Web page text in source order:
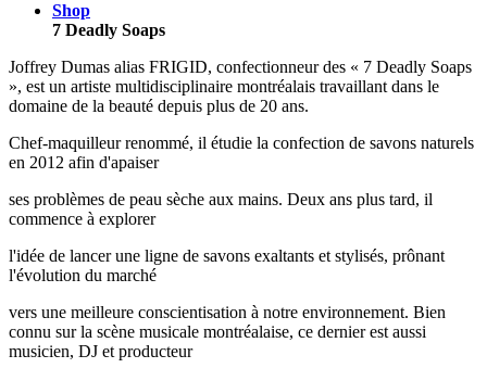
Shop
7 Deadly Soaps
Joffrey Dumas alias FRIGID, confectionneur des « 7 Deadly Soaps
», est un artiste multidisciplinaire montréalais travaillant dans le
domaine de la beauté depuis plus de 20 ans.
Chef-maquilleur renommé, il étudie la confection de savons naturels
en 2012 afin d'apaiser
ses problèmes de peau sèche aux mains. Deux ans plus tard, il
commence à explorer
l'idée de lancer une ligne de savons exaltants et stylisés, prônant
l'évolution du marché
vers une meilleure conscientisation à notre environnement. Bien
connu sur la scène musicale montréalaise, ce dernier est aussi
musicien, DJ et producteur